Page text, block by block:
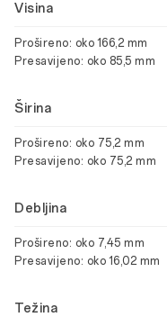
Visina
Prošireno: oko 166,2 mm
Presavijeno: oko 85,5 mm
Širina
Prošireno: oko 75,2 mm
Presavijeno: oko 75,2 mm
Debljina
Prošireno: oko 7,45 mm
Presavijeno: oko 16,02 mm
Težina